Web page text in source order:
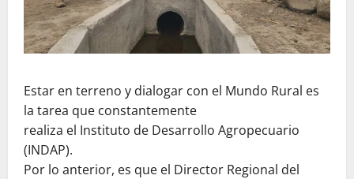
Estar en terreno y dialogar con el Mundo Rural es
la tarea que constantemente
realiza el Instituto de Desarrollo Agropecuario
(INDAP).
Por lo anterior, es que el Director Regional del